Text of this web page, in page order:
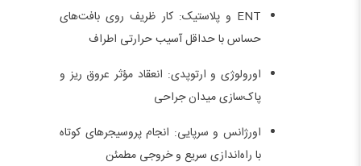
ENT و پلاستیک: کار ظریف روی بافت‌های
حساس با حداقل آسیب حرارتی اطراف
اورولوژی و ارتوپدی: انعقاد مؤثر عروق ریز و
پاک‌سازی میدان جراحی
اورژانس و سرپایی: انجام پروسیجرهای کوتاه
با راه‌اندازی سریع و خروجی مطمئن